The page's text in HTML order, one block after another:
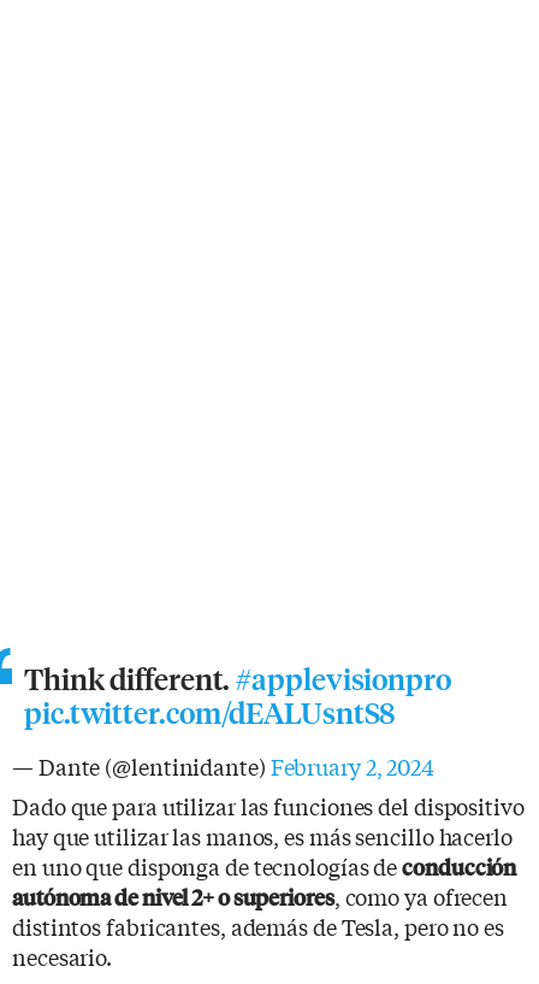
Think different.#applevisionpro
pic.twitter.com/dEALUsntS8
— Dante (@lentinidante)February 2, 2024
Dado que para utilizar las funciones del dispositivo
hay que utilizar las manos, es más sencillo hacerlo
en uno que disponga de tecnologías deconducción
autónoma de nivel 2+ o superiores, como ya ofrecen
distintos fabricantes, además de Tesla, pero no es
necesario.